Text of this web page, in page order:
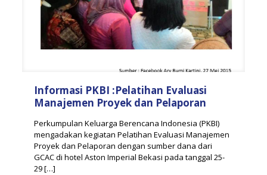
Informasi PKBI :Pelatihan Evaluasi
Manajemen Proyek dan Pelaporan
Perkumpulan Keluarga Berencana Indonesia (PKBI)
mengadakan kegiatan Pelatihan Evaluasi Manajemen
Proyek dan Pelaporan dengan sumber dana dari
GCAC di hotel Aston Imperial Bekasi pada tanggal 25-
29[…]